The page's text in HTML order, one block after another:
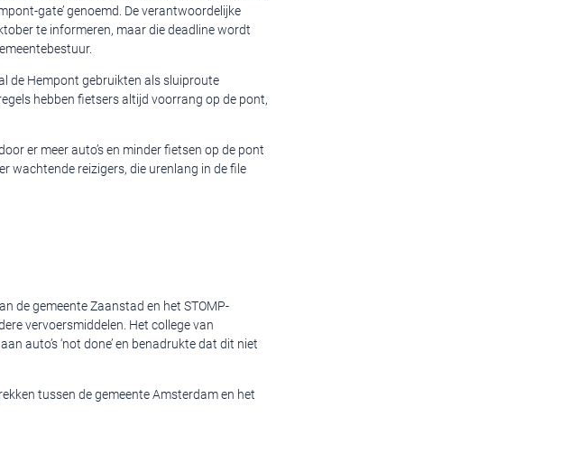
gate’ genoemd. De verantwoordelijke
te informeren, maar die deadline wordt
de Hempont gebruikten als sluiproute
hebben fietsers altijd voorrang op de pont,
er meer auto’s en minder fietsen op de pont
wachtende reizigers, die urenlang in de file
de gemeente Zaanstad en het STOMP-
vervoersmiddelen. Het college van
auto’s ‘not done’ en benadrukte dat dit niet
tussen de gemeente Amsterdam en het